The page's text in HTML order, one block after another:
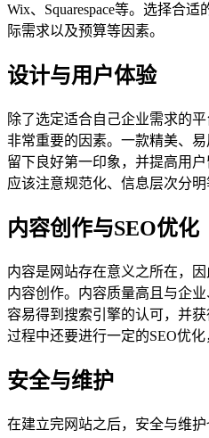
Wix、Squarespace等。选择合
际需求以及预算等因素。
设计与用户体验
除了选定适合自己企业需求的
非常重要的因素。一款精美、
留下良好第一印象，并提高用
应该注意规范化、信息层次分明
内容创作与SEO优化
内容是网站存在意义之所在，
内容创作。内容质量高且与企
容易得到搜索引擎的认可，并
过程中还要进行一定的SEO优
安全与维护
在建立完网站之后，安全与维